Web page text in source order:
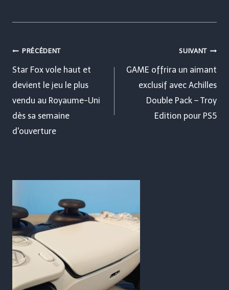
Navigation
de
l’article
PRÉCÉDENT
Star Fox vole haut et
devient le jeu le plus
vendu au Royaume-Uni
dès sa semaine
d'ouverture
SUIVANT
GAME offrira un aimant
exclusif avec Achilles
Double Pack – Troy
Edition pour PS5